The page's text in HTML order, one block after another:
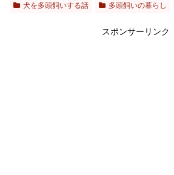
犬を多頭飼いする話 多頭飼いの暮らし
スポンサーリンク